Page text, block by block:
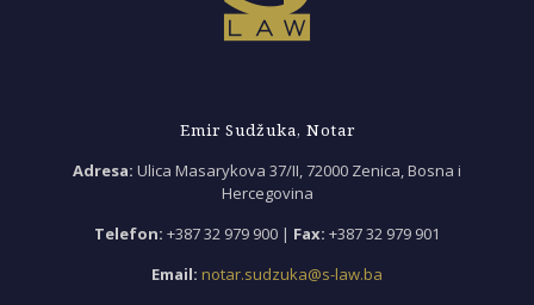
Emir Sudžuka, Notar
Adresa: Ulica Masarykova 37/II, 72000 Zenica, Bosna i
Hercegovina
Telefon: +387 32 979 900 | Fax: +387 32 979 901
Email: notar.sudzuka@s-law.ba